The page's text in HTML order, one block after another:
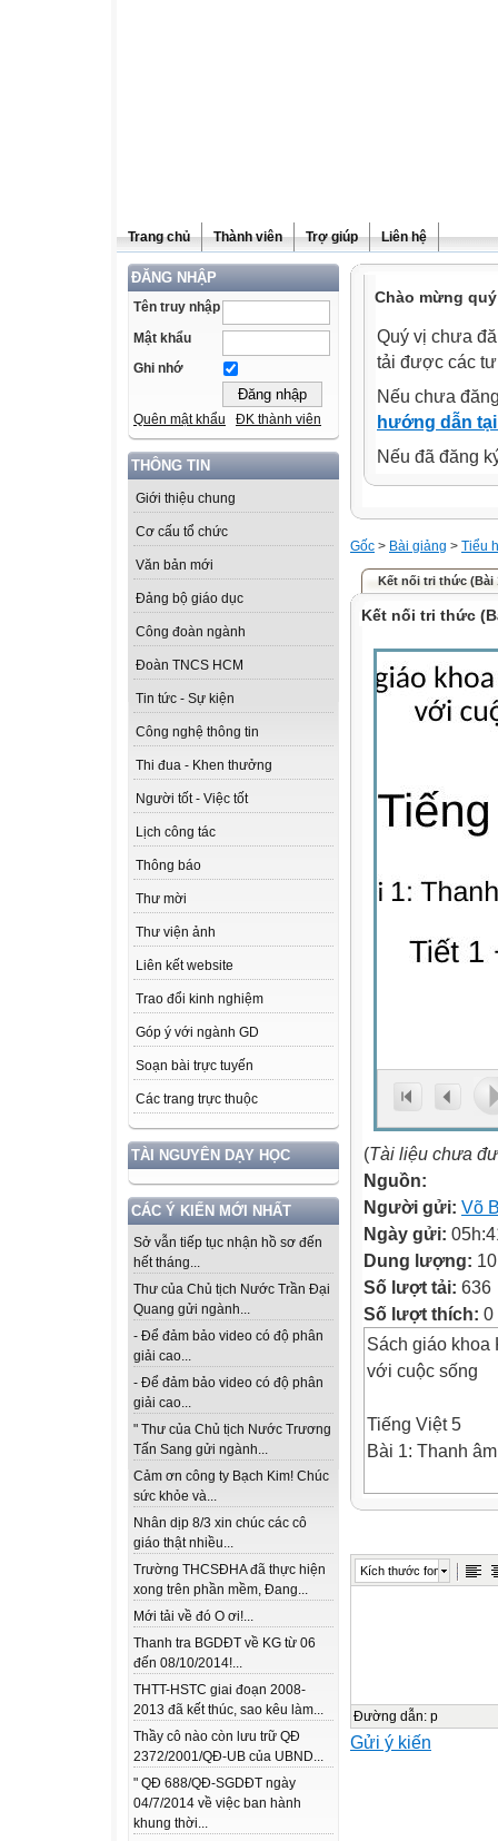
Trang chủ Thành viên Trợ giúp Liên hệ
ĐĂNG NHẬP
Tên truy nhập
Mật khẩu
Ghi nhớ
Quên mật khẩu ĐK thành viên
THÔNG TIN
Giới thiệu chung
Cơ cấu tổ chức
Văn bản mới
Đảng bộ giáo dục
Công đoàn ngành
Đoàn TNCS HCM
Tin tức - Sự kiện
Công nghệ thông tin
Thi đua - Khen thưởng
Người tốt - Việc tốt
Lịch công tác
Thông báo
Thư mời
Thư viện ảnh
Liên kết website
Trao đổi kinh nghiệm
Góp ý với ngành GD
Soạn bài trực tuyến
Các trang trực thuộc
TÀI NGUYÊN DẠY HỌC
CÁC Ý KIẾN MỚI NHẤT
Sở vẫn tiếp tục nhận hồ sơ đến
hết tháng...
Thư của Chủ tịch Nước Trần Đại
Quang gửi ngành...
- Để đảm bảo video có độ phân
giải cao...
- Để đảm bảo video có độ phân
giải cao...
" Thư của Chủ tịch Nước Trương
Tấn Sang gửi ngành...
Cảm ơn công ty Bạch Kim! Chúc
sức khỏe và...
Nhân dịp 8/3 xin chúc các cô
giáo thật nhiều...
Trường THCSĐHA đã thực hiện
xong trên phần mềm, Đang...
Mới tải về đó O ơi!...
Thanh tra BGDĐT về KG từ 06
đến 08/10/2014!...
THTT-HSTC giai đoạn 2008-
2013 đã kết thúc, sao kêu làm...
Thầy cô nào còn lưu trữ QĐ
2372/2001/QĐ-UB của UBND...
" QĐ 688/QĐ-SGDĐT ngày
04/7/2014 về việc ban hành
khung thời...
Chào mừng
Quý vị chưa
tải được các
Nếu chưa
hướng dẫn
Nếu đã đăng
Gốc > Bài giảng > Tiểu
Kết nối tri thức (Bài
Kết nối tri thức
(Tài liệu chưa
Nguồn:
Người gửi: Võ
Ngày gửi:
Dung lượng:
Số lượt tải: 636
Số lượt thích: 0
Sách giáo khoa
với cuộc sống
Tiếng Việt 5
Bài 1: Thanh
Khởi động
Các trò chơi và
Kích thước font
Đường dẫn: p
Gửi ý kiến